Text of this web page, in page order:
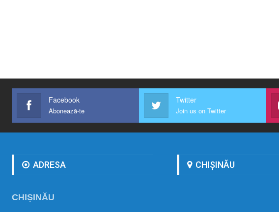
Facebook
Abonează-te
Twitter
Join us on Twitter
ADRESA
CHIȘINĂU
CHIȘINĂU